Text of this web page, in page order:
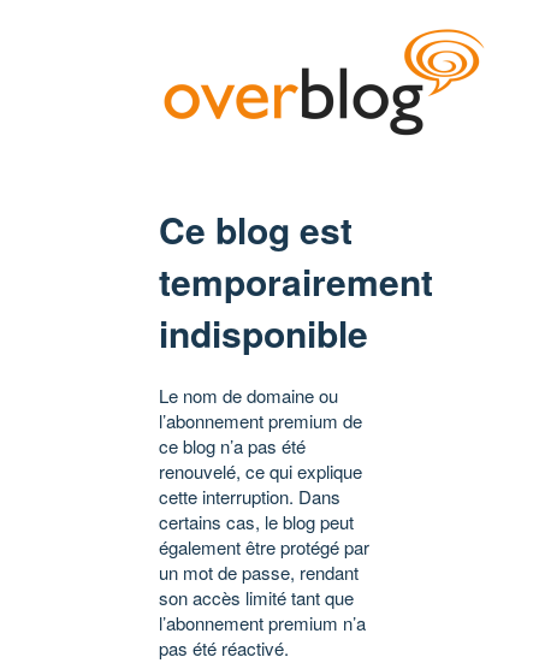
Ce blog est
temporairement
indisponible
Le nom de domaine ou
l’abonnement premium de
ce blog n’a pas été
renouvelé, ce qui explique
cette interruption. Dans
certains cas, le blog peut
également être protégé par
un mot de passe, rendant
son accès limité tant que
l’abonnement premium n’a
pas été réactivé.